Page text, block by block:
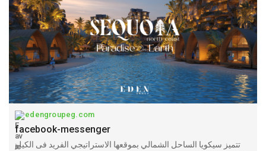
edengroupeg.com
facebook-messenger
تتميز سيكويا الساحل الشمالي بموقعها الاستراتيجي الفريد فى الكيلو